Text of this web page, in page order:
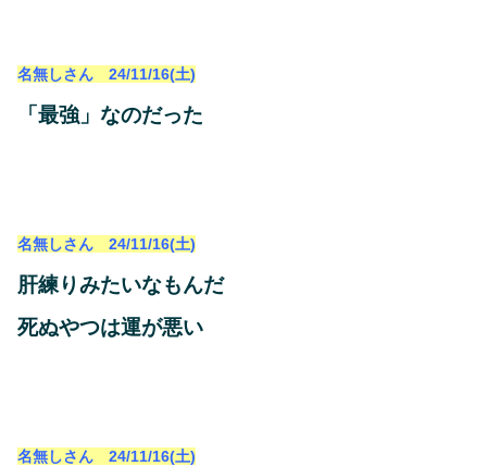
名無しさん 24/11/16(土)
「最強」なのだった
名無しさん 24/11/16(土)
肝練りみたいなもんだ
死ぬやつは運が悪い
名無しさん 24/11/16(土)